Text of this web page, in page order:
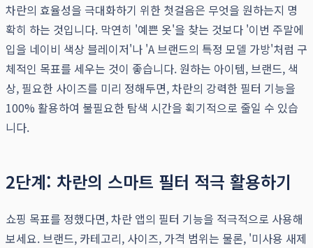
차란의 효율성을 극대화하기 위한 첫걸음은 무엇을 원하는지 명
확히 하는 것입니다. 막연히 '예쁜 옷'을 찾는 것보다 '이번 주말에
입을 네이비 색상 블레이저'나 'A 브랜드의 특정 모델 가방'처럼 구
체적인 목표를 세우는 것이 좋습니다. 원하는 아이템, 브랜드, 색
상, 필요한 사이즈를 미리 정해두면, 차란의 강력한 필터 기능을
100% 활용하여 불필요한 탐색 시간을 획기적으로 줄일 수 있습
니다.
2단계: 차란의 스마트 필터 적극 활용하기
쇼핑 목표를 정했다면, 차란 앱의 필터 기능을 적극적으로 사용해
보세요. 브랜드, 카테고리, 사이즈, 가격 범위는 물론, '미사용 새제